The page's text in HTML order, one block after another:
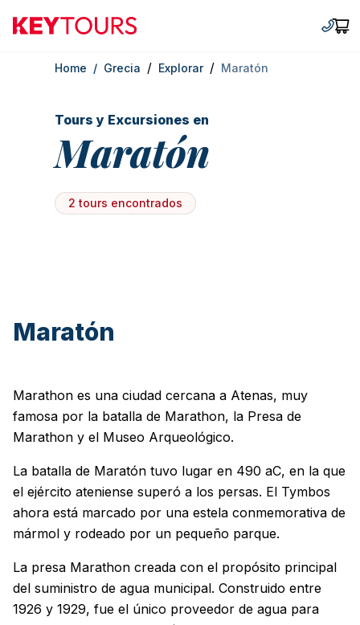
Keytours +30
Home / Grecia / Explorar / Maratón
Tours y Excursiones en
Maratón
2 tours encontrados
Maratón
Marathon es una ciudad cercana a Atenas, muy
famosa por la batalla de Marathon, la Presa de
Marathon y el Museo Arqueológico.
La batalla de Maratón tuvo lugar en 490 aC, en la que
el ejército ateniense superó a los persas. El Tymbos
ahora está marcado por una estela conmemorativa de
mármol y rodeado por un pequeño parque.
La presa Marathon creada con el propósito principal
del suministro de agua municipal. Construido entre
1926 y 1929, fue el único proveedor de agua para